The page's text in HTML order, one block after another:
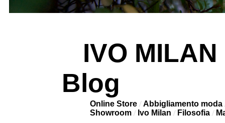
IVO
Blog
Online Store
Abbigliamento moda
Showroom
Ivo Milan Filosofia